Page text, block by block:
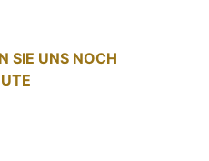
SIE UNS NOCH